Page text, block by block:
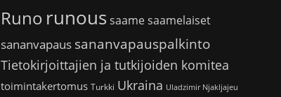
Runo runoussaamesaamelaiset
sananvapaus sananvapauspalkinto
Tietokirjoittajien ja tutkijoiden komitea
toimintakertomus Turkki Ukraina Uladzimir Njakljajeu